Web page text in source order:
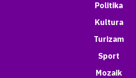
Politika
Kultura
Turizam
Sport
Mozaik